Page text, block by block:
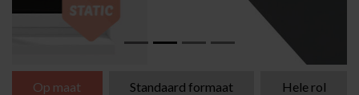
Op maat Standaard formaat Hele rol